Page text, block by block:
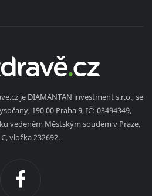
je DIAMANTAN investment s.r.o., se
190 00 Praha 9, IČ: 03494349,
vedeném Městským soudem v Praze,
vložka 232692.